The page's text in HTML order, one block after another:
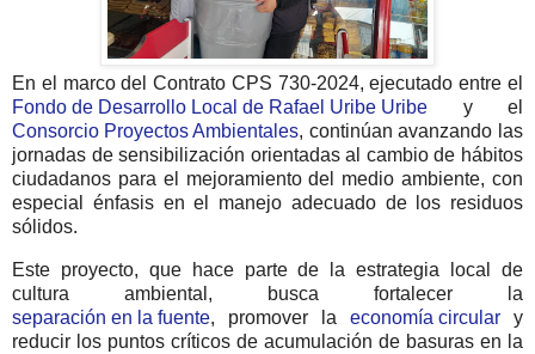
En el marco del Contrato CPS 730-2024, ejecutado entre el
Fondo de Desarrollo Local de Rafael Uribe Uribe y el
Consorcio Proyectos Ambientales, continúan avanzando las
jornadas de sensibilización orientadas al cambio de hábitos
ciudadanos para el mejoramiento del medio ambiente, con
especial énfasis en el manejo adecuado de los residuos
sólidos.
Este proyecto, que hace parte de la estrategia local de
cultura ambiental, busca fortalecer la
separación en la fuente, promover la economía circular y
reducir los puntos críticos de acumulación de basuras en la